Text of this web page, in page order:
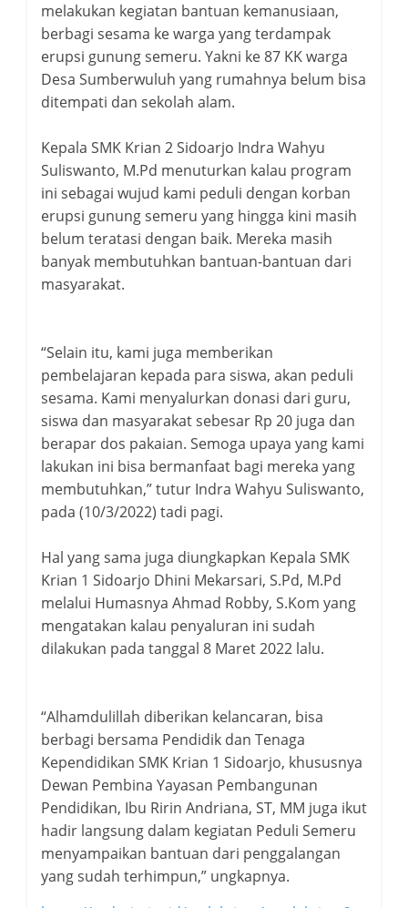
melakukan kegiatan bantuan kemanusiaan,
berbagi sesama ke warga yang terdampak
erupsi gunung semeru. Yakni ke 87 KK warga
Desa Sumberwuluh yang rumahnya belum bisa
ditempati dan sekolah alam.
Kepala SMK Krian 2 Sidoarjo Indra Wahyu
Suliswanto, M.Pd menuturkan kalau program
ini sebagai wujud kami peduli dengan korban
erupsi gunung semeru yang hingga kini masih
belum teratasi dengan baik. Mereka masih
banyak membutuhkan bantuan-bantuan dari
masyarakat.
“Selain itu, kami juga memberikan
pembelajaran kepada para siswa, akan peduli
sesama. Kami menyalurkan donasi dari guru,
siswa dan masyarakat sebesar Rp 20 juga dan
berapar dos pakaian. Semoga upaya yang kami
lakukan ini bisa bermanfaat bagi mereka yang
membutuhkan,” tutur Indra Wahyu Suliswanto,
pada (10/3/2022) tadi pagi.
Hal yang sama juga diungkapkan Kepala SMK
Krian 1 Sidoarjo Dhini Mekarsari, S.Pd, M.Pd
melalui Humasnya Ahmad Robby, S.Kom yang
mengatakan kalau penyaluran ini sudah
dilakukan pada tanggal 8 Maret 2022 lalu.
“Alhamdulillah diberikan kelancaran, bisa
berbagi bersama Pendidik dan Tenaga
Kependidikan SMK Krian 1 Sidoarjo, khususnya
Dewan Pembina Yayasan Pembangunan
Pendidikan, Ibu Ririn Andriana, ST, MM juga ikut
hadir langsung dalam kegiatan Peduli Semeru
menyampaikan bantuan dari penggalangan
yang sudah terhimpun,” ungkapnya.